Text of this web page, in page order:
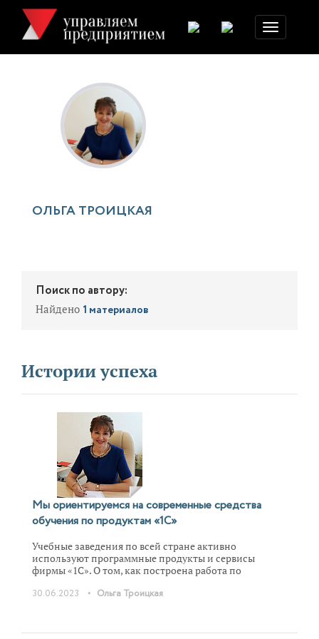
Toggle
navigation
ОЛЬГА ТРОИЦКАЯ
Поиск по автору:
Найдено 1 материалов
Истории успеха
Мы ориентируемся на современные средства
обучения по продуктам «1С»
Учебные заведения по всей стране активно
используют программные продукты и сервисы
фирмы «1С». О том, как построена работа по
продуктов фирмы «1С» рассказывает директор
30.06.2023 • Ольга Троицкая